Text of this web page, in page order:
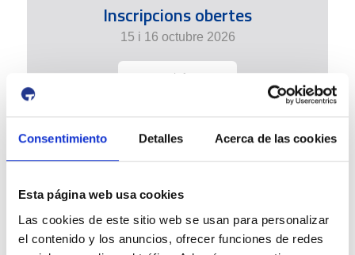
Consentimiento Detalles Acerca de las cookies
Esta página web usa cookies
Las cookies de este sitio web se usan para personalizar
el contenido y los anuncios, ofrecer funciones de redes
Inscripcions obertes
15 i 16 octubre 2026
+ info